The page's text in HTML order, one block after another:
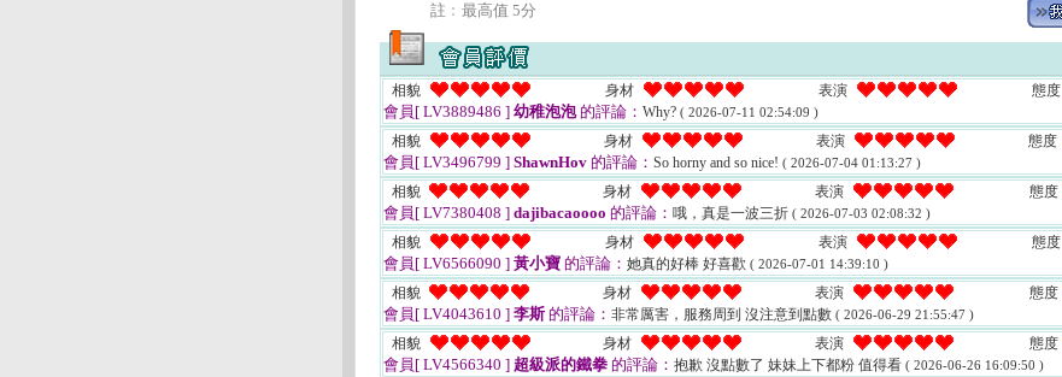
註﹕最高值 5分
相貌 身材 表演 態度
會員[ LV3889486 ] 幼稚泡泡的評論： Why? ( 2026-07-11 02:54:09 )
相貌 身材 表演 態度
會員[ LV3496799 ] ShawnHov 的評論： So horny and so nice! ( 2026-07-04 01:13:27 )
相貌 身材 表演 態度
會員[ LV7380408 ] dajibacaoooo 的評論： 哦，真是一波三折 ( 2026-07-03 02:08:32 )
相貌 身材 表演 態度
會員[ LV6566090 ] 黃小寶 的評論： 她真的好棒 好喜歡 ( 2026-07-01 14:39:10 )
相貌 身材 表演 態度
會員[ LV4043610 ] 李斯的評論： 非常厲害，服務周到 沒注意到點數 ( 2026-06-29 21:55:47 )
相貌 身材 表演 態度
會員[ LV4566340 ] 超級派的鐵拳 的評論： 抱歉 沒點數了 妹妹上下都粉 值得看 ( 2026-06-26 16:09:50 )